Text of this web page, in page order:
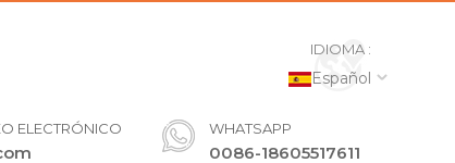
IDIOMA :
Español
ELECTRÓNICO WHATSAPP
0086-18605517611